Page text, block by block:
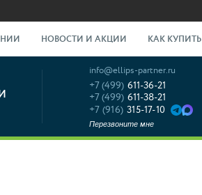
НОВОСТИ И АКЦИИ КАК КУПИТЬ
info@ellips-partner.ru
+7 (499) 611-36-21
+7 (499) 611-38-21
+7 (916) 315-17-10
Перезвоните мне